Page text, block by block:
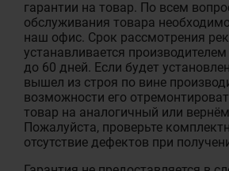
гарантии на товар. По всем
обслуживания товара
наш офис. Срок рассмотрения
устанавливается
до 60 дней. Если будет
вышел из строя по вине
возможности его
товар на аналогичный или
Пожалуйста, проверьте
отсутствие дефектов при